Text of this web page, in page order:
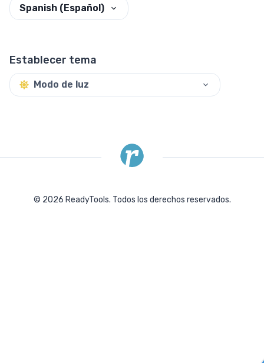
Spanish (Español)
Establecer tema
Modo de luz
© 2026 ReadyTools. Todos los derechos reservados.